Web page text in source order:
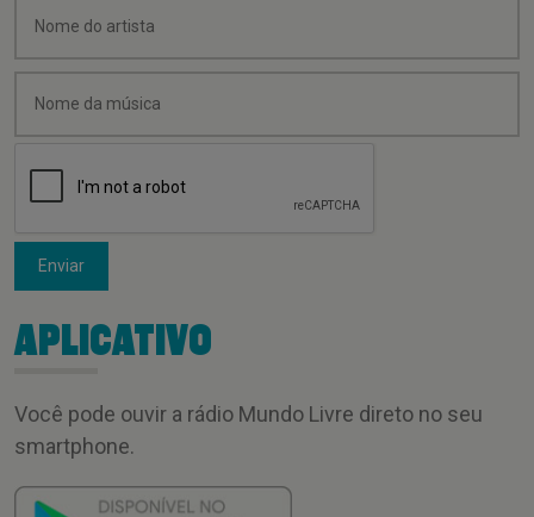
Enviar
APLICATIVO
Você pode ouvir a rádio Mundo Livre direto no seu
smartphone.